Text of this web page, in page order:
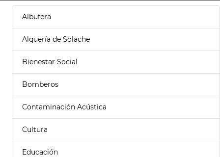
Albufera
Alquería de Solache
Bienestar Social
Bomberos
Contaminación Acústica
Cultura
Educación